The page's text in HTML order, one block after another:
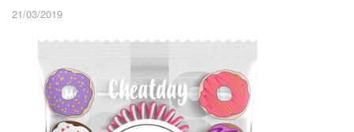
21/03/2019